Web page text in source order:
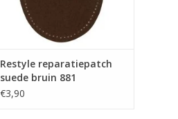
Restyle reparatiepatch
suede bruin 881
€3,90